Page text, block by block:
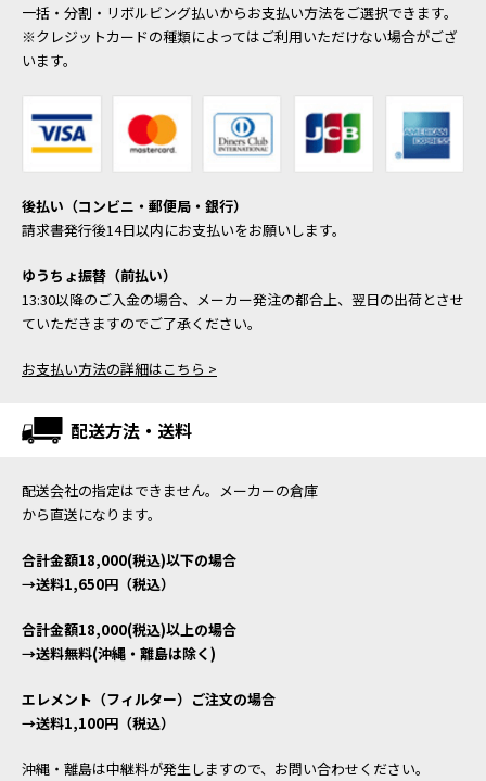
一括・分割・リボルビング払いからお支払い方法をご選択できます。
※クレジットカードの種類によってはご利用いただけない場合がござ
います。
後払い（コンビニ・郵便局・銀行）
請求書発行後14日以内にお支払いをお願いします。
ゆうちょ振替（前払い）
13:30以降のご入金の場合、メーカー発注の都合上、翌日の出荷とさせ
ていただきますのでご了承ください。
お支払い方法の詳細はこちら >
配送方法・送料
配送会社の指定はできません。メーカーの倉庫
から直送になります。
合計金額18,000(税込)以下の場合
→送料1,650円（税込）
合計金額18,000(税込)以上の場合
→送料無料(沖縄・離島は除く)
エレメント（フィルター）ご注文の場合
→送料1,100円（税込）
沖縄・離島は中継料が発生しますので、お問い合わせください。